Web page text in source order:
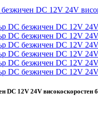
12V 24V високоскоростен